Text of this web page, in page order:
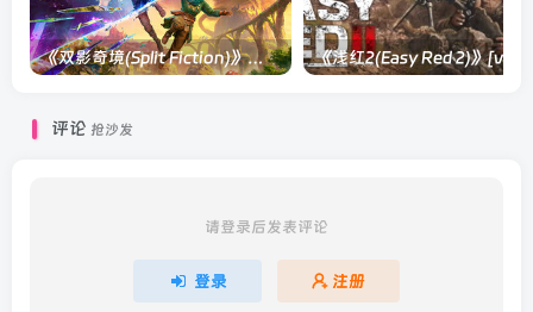
《双影奇境(Split Fiction)》单机版/联机版[v1.0 单机版/联机版]
评论 抢沙发
请登录后发表评论
登录 注册